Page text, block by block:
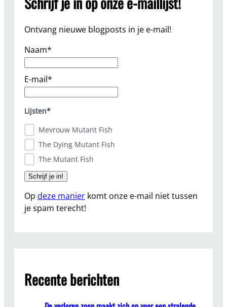
Ontvang nieuwe blogposts in je e-mail!
Naam*
E-mail*
Lijsten*
Mevrouw Mutant Fish
The Dying Mutant Fish
The Mutant Fish
Op deze manier komt onze e-mail niet tussen
je spam terecht!
Recente berichten